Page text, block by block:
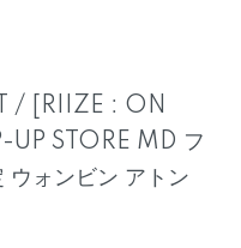
/ [RIIZE : ON
UP STORE MD フ
ウォンビン アトン